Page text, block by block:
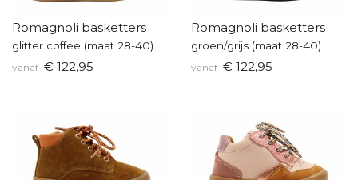
Romagnoli basketters
glitter coffee (maat 28-40)
vanaf € 122,95
Romagnoli basketters
groen/grijs (maat 28-40)
vanaf € 122,95